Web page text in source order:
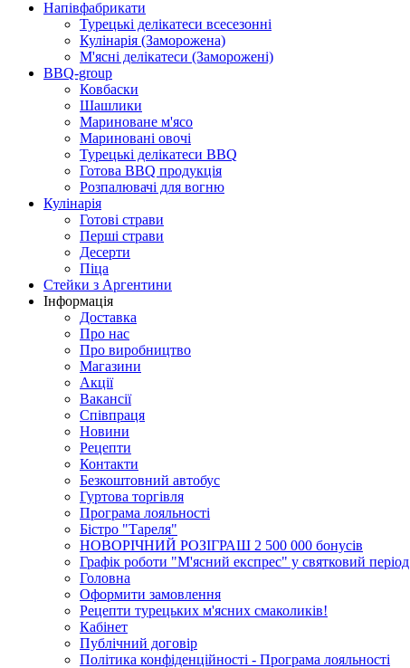
Напівфабрикати
Турецькі делікатеси всесезонні
Кулінарія (Заморожена)
М'ясні делікатеси (Заморожені)
BBQ-group
Ковбаски
Шашлики
Мариноване м'ясо
Мариновані овочі
Турецькі делікатеси BBQ
Готова BBQ продукція
Розпалювачі для вогню
Кулінарія
Готові страви
Перші страви
Десерти
Піца
Стейки з Аргентини
Інформація
Доставка
Про нас
Про виробництво
Магазини
Акції
Вакансії
Співпраця
Новини
Рецепти
Контакти
Безкоштовний автобус
Гуртова торгівля
Програма лояльності
Бістро "Тареля"
НОВОРІЧНИЙ РОЗІГРАШ 2 500 000 бонусів
Графік роботи "М'ясний експрес" у святковий період
Головна
Оформити замовлення
Рецепти турецьких м'ясних смаколиків!
Кабінет
Публічний договір
Політика конфіденційності - Програма лояльності